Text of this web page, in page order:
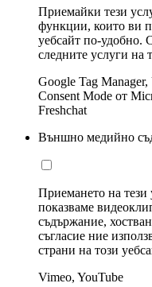
Приемайки тези
функции, които ви
уебсайт по-удобно.
следните услуги на
Google Tag
Consent Mode от
Freshchat
Външно медийно
Приемането на тези
показваме
съдържание,
съгласие ние
страни на този
Vimeo, YouTube